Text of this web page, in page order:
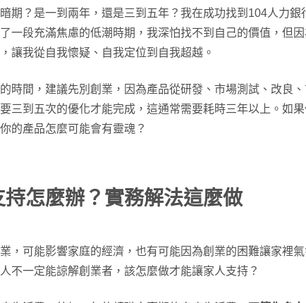
期？是一到兩年，還是三到五年？我在成功找到104人力銀
一段充滿焦慮的低潮時期，我深怕找不到自己的價值，但因
讓我從自我懷疑、自我定位到自我超越。
時間，建議先別創業，因為產品從研發、市場測試、改良
三到五次的優化才能完成，這通常需要耗時三年以上。如
的產品怎麼可能會有靈魂？
怎麼辦？實務解法這麼做
，可能影響家庭的經濟，也有可能因為創業的困難讓家裡
不一定能諒解創業者，該怎麼做才能讓家人支持？